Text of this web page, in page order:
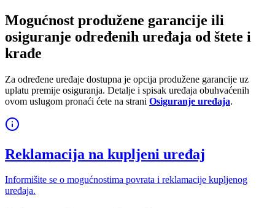
Mogućnost produžene garancije ili
osiguranje određenih uređaja od štete i
krađe
Za određene uređaje dostupna je opcija produžene garancije uz
uplatu premije osiguranja. Detalje i spisak uređaja obuhvaćenih
ovom uslugom pronaći ćete na strani Osiguranje uređaja.
Reklamacija na kupljeni uređaj
Informišite se o mogućnostima povrata i reklamacije kupljenog
uređaja.